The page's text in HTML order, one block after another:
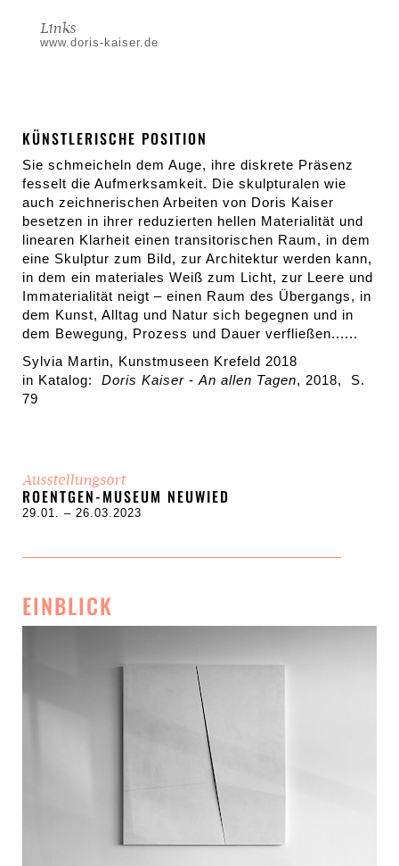
Links
www.doris-kaiser.de
KÜNSTLERISCHE POSITION
Sie schmeicheln dem Auge, ihre diskrete Präsenz
fesselt die Aufmerksamkeit. Die skulpturalen wie
auch zeichnerischen Arbeiten von Doris Kaiser
besetzen in ihrer reduzierten hellen Materialität und
linearen Klarheit einen transitorischen Raum, in dem
eine Skulptur zum Bild, zur Architektur werden kann,
in dem ein materiales Weiß zum Licht, zur Leere und
Immaterialität neigt – einen Raum des Übergangs, in
dem Kunst, Alltag und Natur sich begegnen und in
dem Bewegung, Prozess und Dauer verfließen......
Sylvia Martin, Kunstmuseen Krefeld 2018
in Katalog: Doris Kaiser - An allen Tagen, 2018, S.
79
Ausstellungsort
ROENTGEN-MUSEUM NEUWIED
29.01. – 26.03.2023
EINBLICK